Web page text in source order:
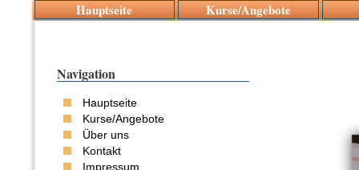
Hauptseite Kurse/Angebote
Navigation
Hauptseite
Kurse/Angebote
Über uns
Kontakt
Impressum